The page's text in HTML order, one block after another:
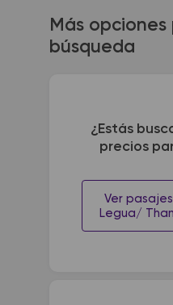
Más
búsqueda
¿Estás
precios
Ver
Legua/